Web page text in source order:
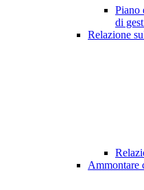
Piano
di
Relazione
Ammontare